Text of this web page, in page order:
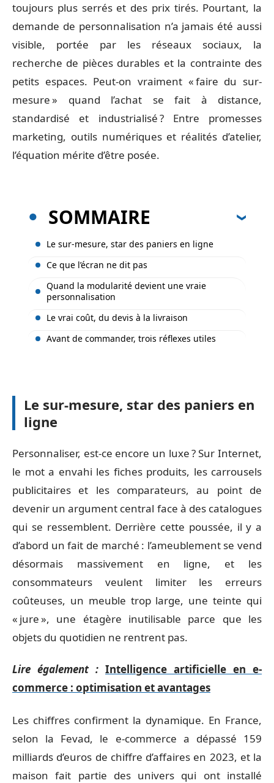
toujours plus serrés et des prix tirés. Pourtant, la
demande de personnalisation n’a jamais été aussi
visible, portée par les réseaux sociaux, la
recherche de pièces durables et la contrainte des
petits espaces. Peut-on vraiment « faire du sur-
mesure » quand l’achat se fait à distance,
standardisé et industrialisé ? Entre promesses
marketing, outils numériques et réalités d’atelier,
l’équation mérite d’être posée.
SOMMAIRE
Le sur-mesure, star des paniers en ligne
Ce que l’écran ne dit pas
Quand la modularité devient une vraie
personnalisation
Le vrai coût, du devis à la livraison
Avant de commander, trois réflexes utiles
Le sur-mesure, star des paniers en
ligne
Personnaliser, est-ce encore un luxe ? Sur Internet,
le mot a envahi les fiches produits, les carrousels
publicitaires et les comparateurs, au point de
devenir un argument central face à des catalogues
qui se ressemblent. Derrière cette poussée, il y a
d’abord un fait de marché : l’ameublement se vend
désormais massivement en ligne, et les
consommateurs veulent limiter les erreurs
coûteuses, un meuble trop large, une teinte qui
« jure », une étagère inutilisable parce que les
objets du quotidien ne rentrent pas.
Lire également : Intelligence artificielle en e-
commerce : optimisation et avantages
Les chiffres confirment la dynamique. En France,
selon la Fevad, le e-commerce a dépassé 159
milliards d’euros de chiffre d’affaires en 2023, et la
maison fait partie des univers qui ont installé